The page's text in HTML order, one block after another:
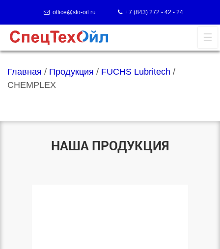
office@sto-oil.ru +7 (843) 272 - 42 - 24
Главная / Продукция / FUCHS Lubritech /
CHEMPLEX
НАША ПРОДУКЦИЯ